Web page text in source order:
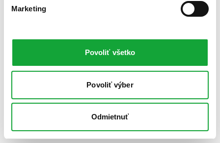
Marketing
Povoliť všetko
Povoliť výber
Odmietnuť